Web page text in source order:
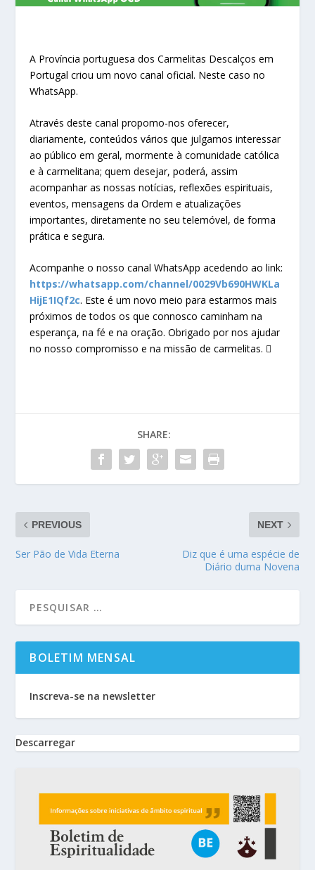
A Província portuguesa dos Carmelitas Descalços em
Portugal criou um novo canal oficial. Neste caso no
WhatsApp.
Através deste canal propomo-nos oferecer,
diariamente, conteúdos vários que julgamos interessar
ao público em geral, mormente à comunidade católica
e à carmelitana; quem desejar, poderá, assim
acompanhar as nossas notícias, reflexões espirituais,
eventos, mensagens da Ordem e atualizações
importantes, diretamente no seu telemóvel, de forma
prática e segura.
Acompanhe o nosso canal WhatsApp acedendo ao link:
https://whatsapp.com/channel/0029Vb690HWKLa
HijE1IQf2c. Este é um novo meio para estarmos mais
próximos de todos os que connosco caminham na
esperança, na fé e na oração. Obrigado por nos ajudar
no nosso compromisso e na missão de carmelitas. 
SHARE:
PREVIOUS
Ser Pão de Vida Eterna
NEXT
Diz que é uma espécie de
Diário duma Novena
BOLETIM MENSAL
Inscreva-se na newsletter
Descarregar